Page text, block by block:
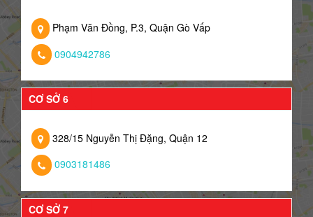
Phạm Văn Đồng, P.3, Quận Gò Vấp
0904942786
CƠ SỞ 6
328/15 Nguyễn Thị Đặng, Quận 12
0903181486
CƠ SỞ 7